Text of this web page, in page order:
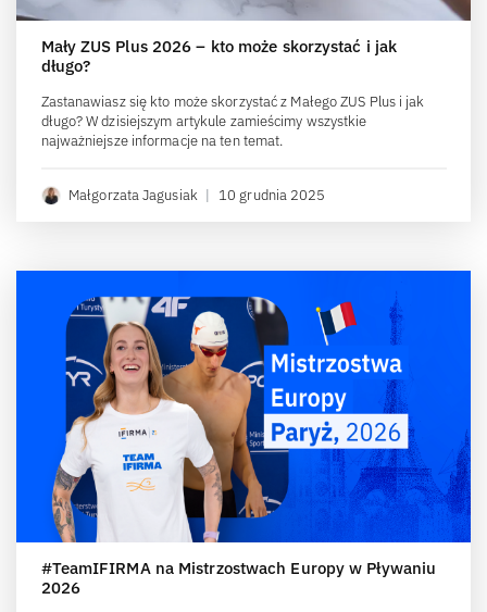
Mały ZUS Plus 2026 – kto może skorzystać i jak
długo?
Zastanawiasz się kto może skorzystać z Małego ZUS Plus i jak
długo? W dzisiejszym artykule zamieścimy wszystkie
najważniejsze informacje na ten temat.
Małgorzata Jagusiak | 10 grudnia 2025
#TeamIFIRMA na Mistrzostwach Europy w Pływaniu
2026